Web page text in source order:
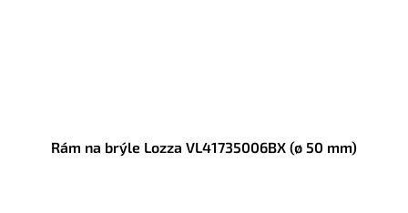
Rám na brýle Lozza VL41735006BX (ø 50 mm)